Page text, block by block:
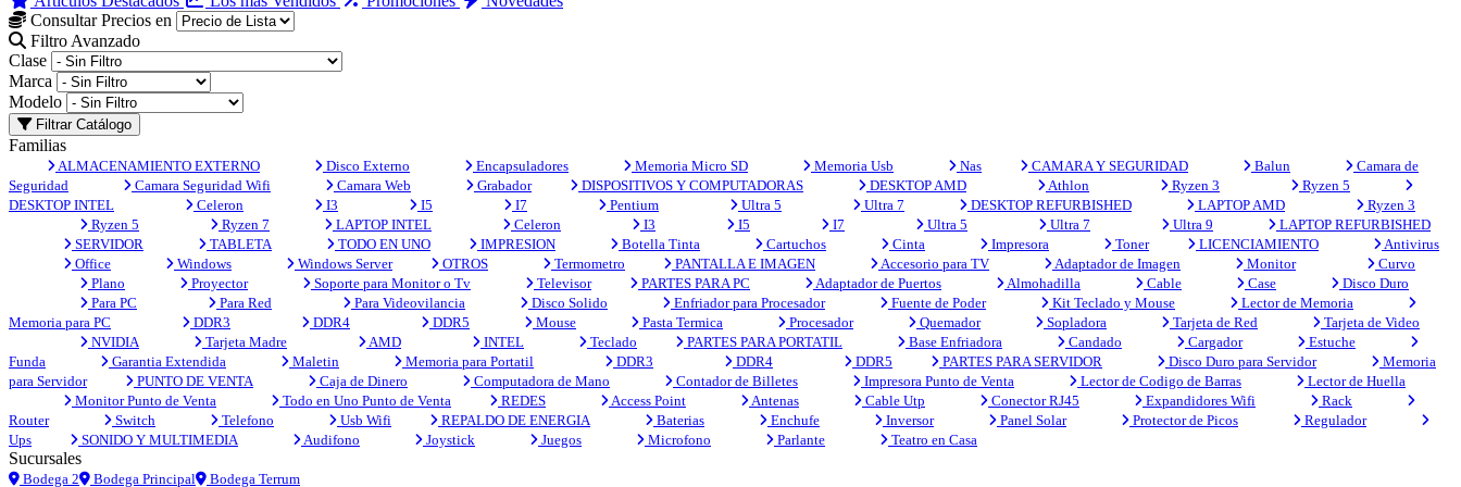
Consultar Precios en
Filtro Avanzado
Clase
Marca
Modelo
Filtrar Catálogo
Familias
ALMACENAMIENTO EXTERNO Disco Externo Encapsuladores Memoria Micro SD Memoria Usb Nas CAMARA Y SEGURIDAD Balun
Camara de
Seguridad
Camara Seguridad Wifi Camara Web Grabador DISPOSITIVOS Y COMPUTADORAS DESKTOP AMD Athlon Ryzen 3
Ryzen 5
DESKTOP INTEL
Celeron I3 I5 I7 Pentium Ultra 5 Ultra 7 DESKTOP REFURBISHED LAPTOP AMD
Ryzen 3
Ryzen 5
Ryzen 7 LAPTOP INTEL Celeron I3 I5 I7 Ultra 5 Ultra 7 Ultra 9
LAPTOP REFURBISHED
SERVIDOR
TABLETA TODO EN UNO IMPRESION Botella Tinta Cartuchos Cinta Impresora Toner LICENCIAMIENTO
Antivirus
Office
Windows Windows Server OTROS Termometro PANTALLA E IMAGEN Accesorio para TV Adaptador de Imagen Monitor
Curvo
Plano
Proyector Soporte para Monitor o Tv Televisor PARTES PARA PC Adaptador de Puertos Almohadilla Cable Case
Disco Duro
Para PC
Para Red Para Videovilancia Disco Solido Enfriador para Procesador Fuente de Poder Kit Teclado y Mouse
Lector de Memoria
Memoria para PC
DDR3 DDR4 DDR5 Mouse Pasta Termica Procesador Quemador Sopladora Tarjeta de Red
Tarjeta de Video
NVIDIA
Tarjeta Madre AMD INTEL Teclado PARTES PARA PORTATIL Base Enfriadora Candado Cargador
Estuche
Funda
Garantia Extendida Maletin Memoria para Portatil DDR3 DDR4 DDR5 PARTES PARA SERVIDOR Disco Duro para Servidor
Memoria
para Servidor
PUNTO DE VENTA Caja de Dinero Computadora de Mano Contador de Billetes Impresora Punto de Venta Lector de Codigo de Barras
Lector de Huella
Monitor Punto de Venta
Todo en Uno Punto de Venta REDES Access Point Antenas Cable Utp Conector RJ45 Expandidores Wifi
Rack
Router
Switch Telefono Usb Wifi REPALDO DE ENERGIA Baterias Enchufe Inversor Panel Solar Protector de Picos
Regulador
Ups
SONIDO Y MULTIMEDIA Audifono Joystick Juegos Microfono Parlante Teatro en Casa
Sucursales
Bodega 2 Bodega Principal Bodega Terrum